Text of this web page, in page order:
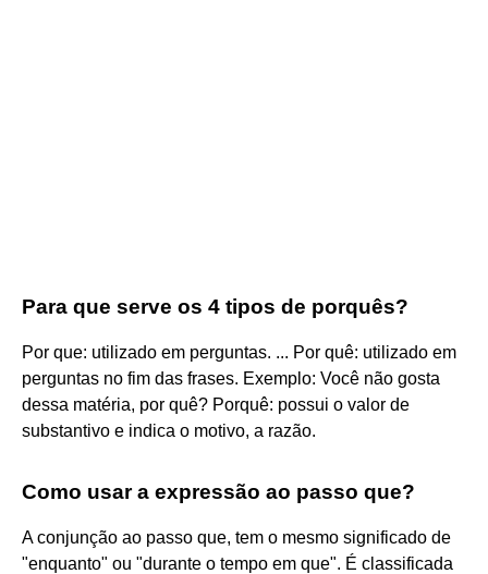
Para que serve os 4 tipos de porquês?
Por que: utilizado em perguntas. ... Por quê: utilizado em
perguntas no fim das frases. Exemplo: Você não gosta
dessa matéria, por quê? Porquê: possui o valor de
substantivo e indica o motivo, a razão.
Como usar a expressão ao passo que?
A conjunção ao passo que, tem o mesmo significado de
"enquanto" ou "durante o tempo em que". É classificada